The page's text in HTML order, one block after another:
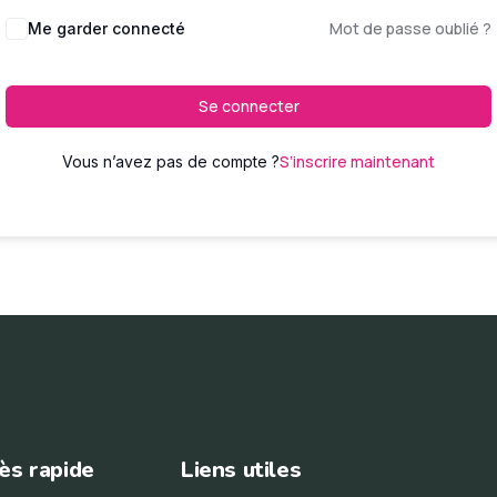
Me garder connecté Mot de passe oublié ?
Se connecter
Vous n’avez pas de compte ?S’inscrire maintenant
rapide Liens utiles